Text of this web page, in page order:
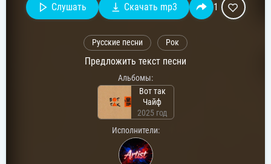
Слушать Скачать mp3 1
Русские песни Рок
Предложить текст песни
Альбомы:
Вот так
Чайф
2025 год
Исполнители: